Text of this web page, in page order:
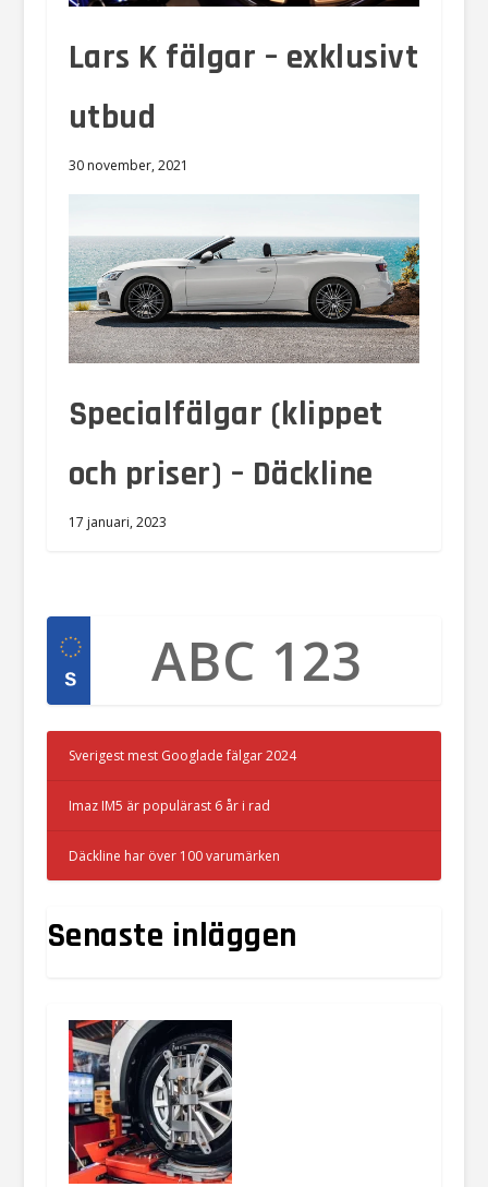
Lars K fälgar – exklusivt
utbud
30 november, 2021
Specialfälgar (klippet
och priser) – Däckline
17 januari, 2023
Sverigest mest Googlade fälgar 2024
Imaz IM5 är populärast 6 år i rad
Däckline har över 100 varumärken
Senaste inläggen